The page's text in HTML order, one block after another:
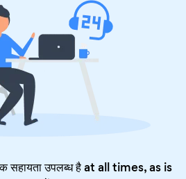
उपलब्ध है at all times, as is